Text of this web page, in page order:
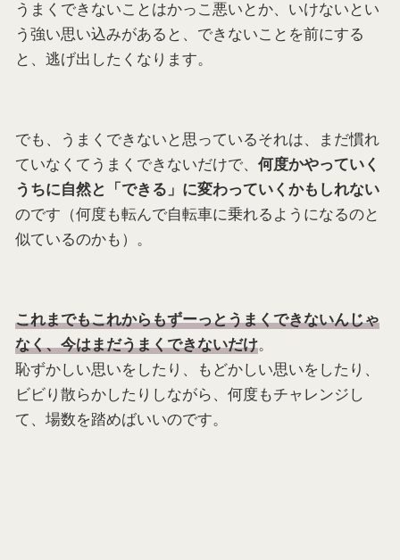
うまくできないことはかっこ悪いとか、いけないとい
う強い思い込みがあると、できないことを前にする
と、逃げ出したくなります。
でも、うまくできないと思っているそれは、まだ慣れ
ていなくてうまくできないだけで、 何度かやっていく
うちに自然と「できる」に変わっていくかもしれない
のです（何度も転んで自転車に乗れるようになるのと
似ているのかも）。
これまでもこれからもずーっとうまくできないんじゃ
なく、今はまだうまくできないだけ。
恥ずかしい思いをしたり、もどかしい思いをしたり、
ビビり散らかしたりしながら、何度もチャレンジし
て、場数を踏めばいいのです。